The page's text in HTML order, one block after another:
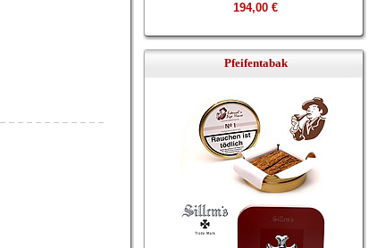
194,00 €
Pfeifentabak